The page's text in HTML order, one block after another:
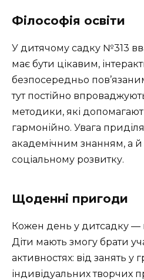
Філософія освіти
У дитячому садку №313
має бути цікавим,
безпосередньо
тут постійно
методики, які
гармонійно. Увага
академічним знанням, а
соціальному розвитку.
Щоденні пригоди
Кожен день у дитсадку —
Діти мають змогу брати
активностях: від занять у
індивідуальних творчих